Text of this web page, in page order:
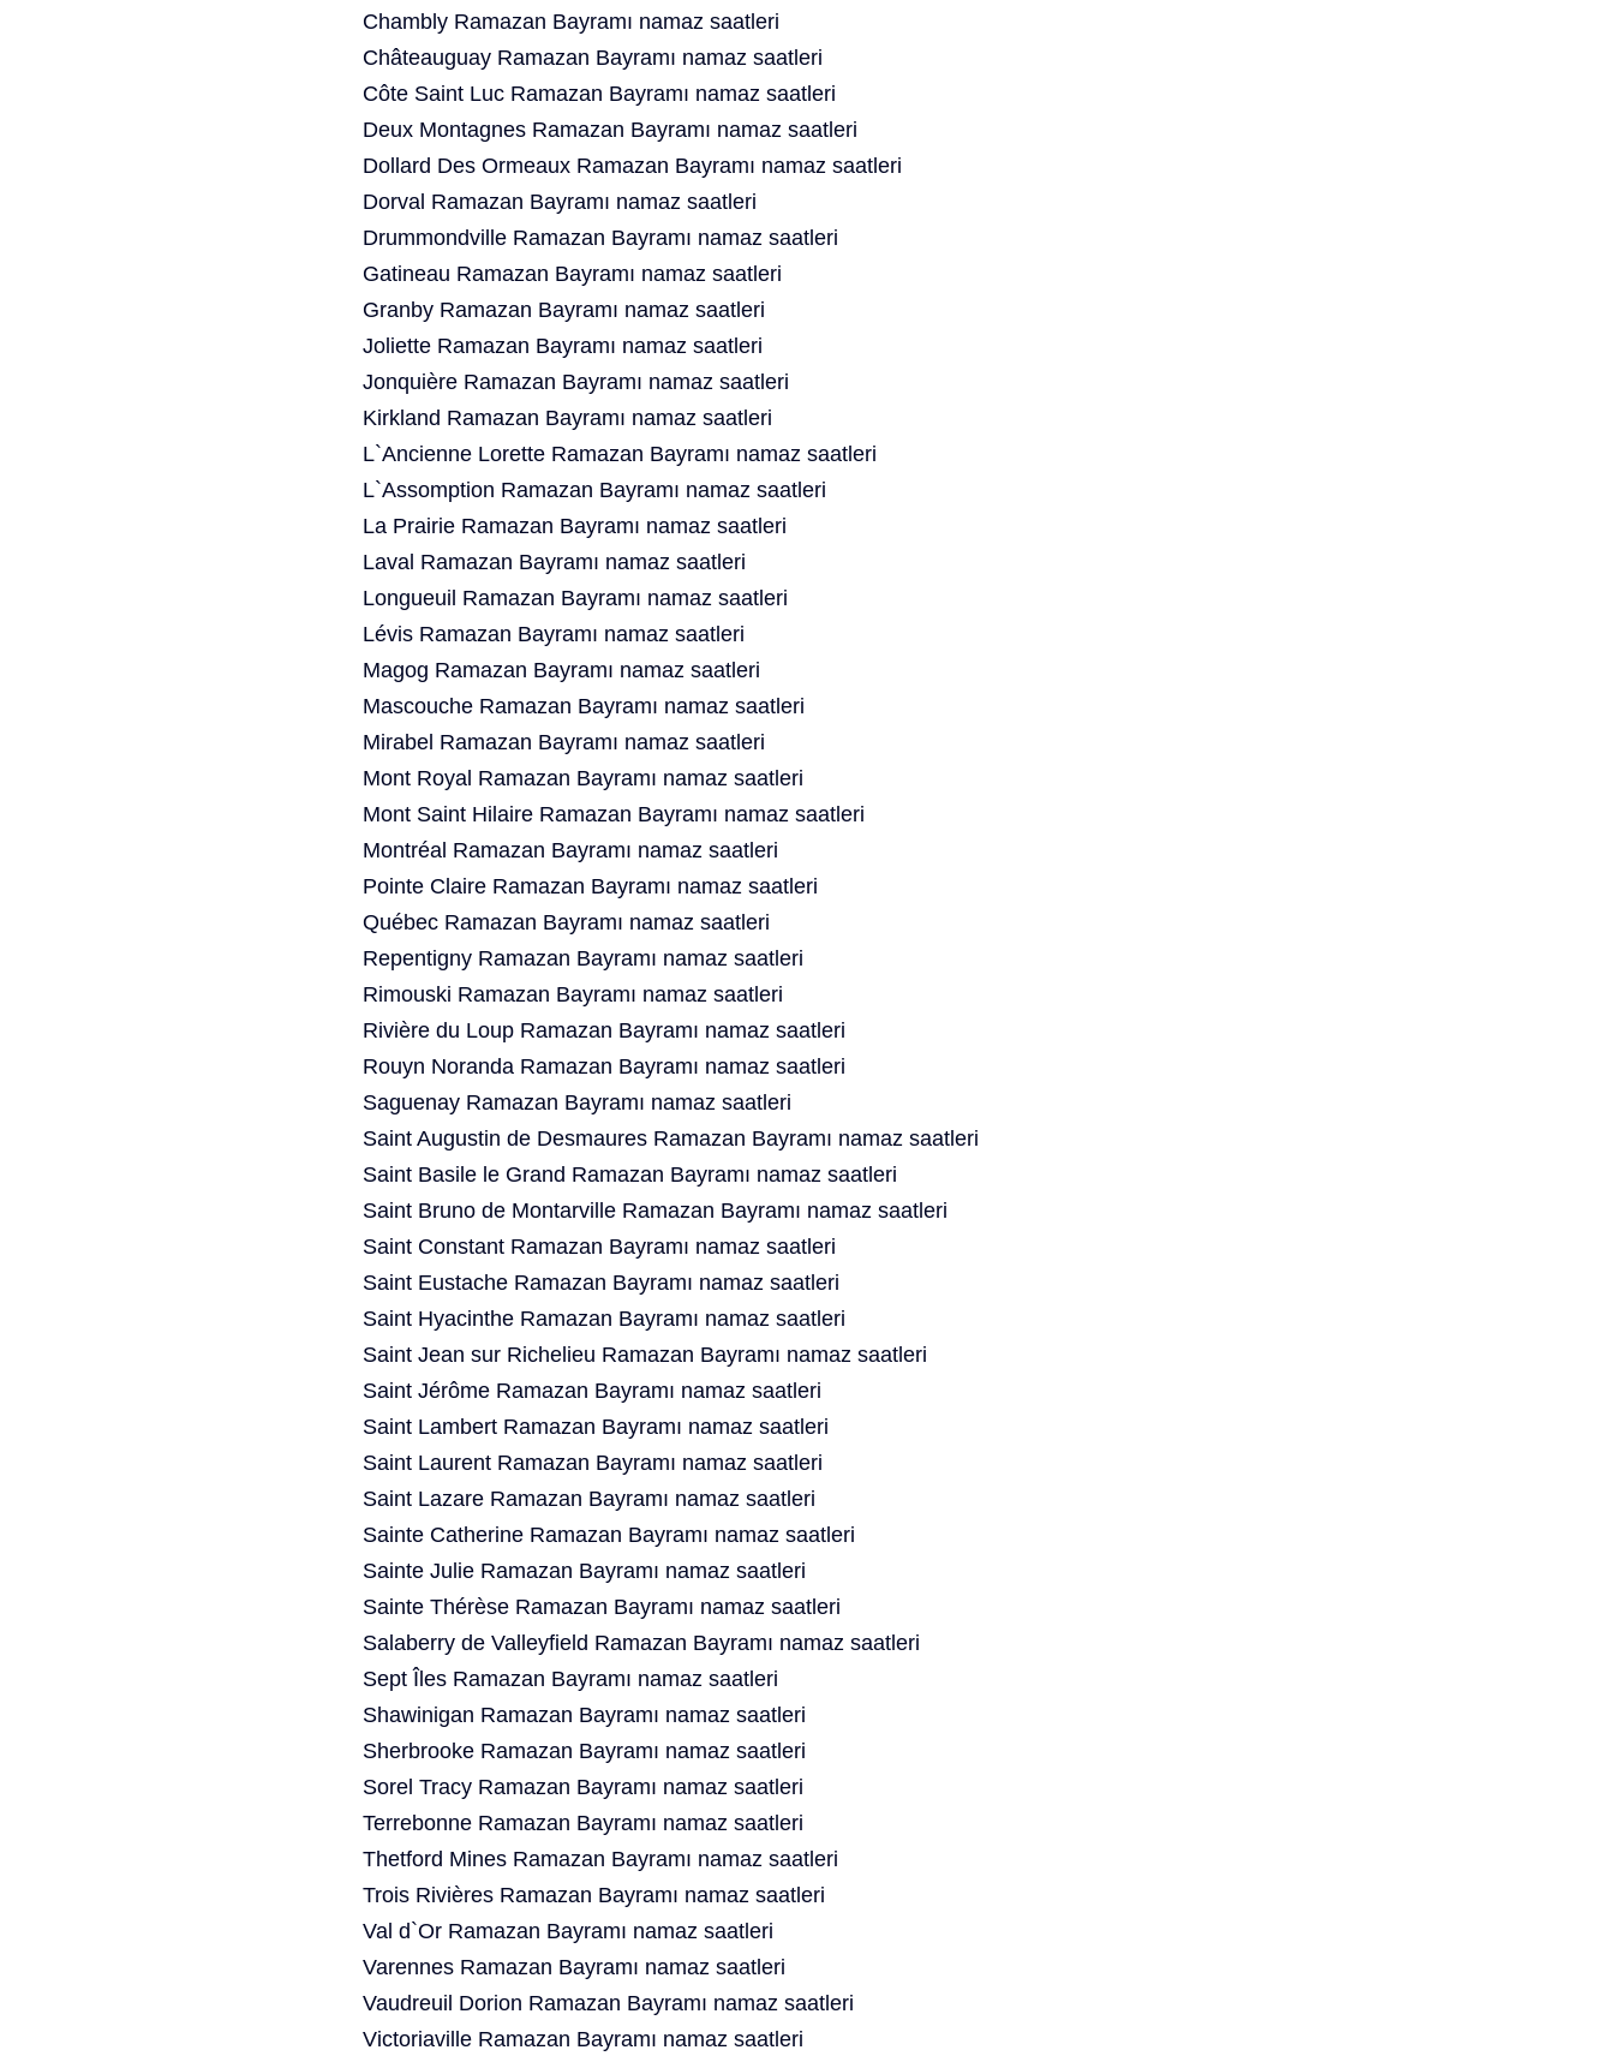
Chambly Ramazan Bayramı namaz saatleri
Châteauguay Ramazan Bayramı namaz saatleri
Côte Saint Luc Ramazan Bayramı namaz saatleri
Deux Montagnes Ramazan Bayramı namaz saatleri
Dollard Des Ormeaux Ramazan Bayramı namaz saatleri
Dorval Ramazan Bayramı namaz saatleri
Drummondville Ramazan Bayramı namaz saatleri
Gatineau Ramazan Bayramı namaz saatleri
Granby Ramazan Bayramı namaz saatleri
Joliette Ramazan Bayramı namaz saatleri
Jonquière Ramazan Bayramı namaz saatleri
Kirkland Ramazan Bayramı namaz saatleri
L`Ancienne Lorette Ramazan Bayramı namaz saatleri
L`Assomption Ramazan Bayramı namaz saatleri
La Prairie Ramazan Bayramı namaz saatleri
Laval Ramazan Bayramı namaz saatleri
Longueuil Ramazan Bayramı namaz saatleri
Lévis Ramazan Bayramı namaz saatleri
Magog Ramazan Bayramı namaz saatleri
Mascouche Ramazan Bayramı namaz saatleri
Mirabel Ramazan Bayramı namaz saatleri
Mont Royal Ramazan Bayramı namaz saatleri
Mont Saint Hilaire Ramazan Bayramı namaz saatleri
Montréal Ramazan Bayramı namaz saatleri
Pointe Claire Ramazan Bayramı namaz saatleri
Québec Ramazan Bayramı namaz saatleri
Repentigny Ramazan Bayramı namaz saatleri
Rimouski Ramazan Bayramı namaz saatleri
Rivière du Loup Ramazan Bayramı namaz saatleri
Rouyn Noranda Ramazan Bayramı namaz saatleri
Saguenay Ramazan Bayramı namaz saatleri
Saint Augustin de Desmaures Ramazan Bayramı namaz saatleri
Saint Basile le Grand Ramazan Bayramı namaz saatleri
Saint Bruno de Montarville Ramazan Bayramı namaz saatleri
Saint Constant Ramazan Bayramı namaz saatleri
Saint Eustache Ramazan Bayramı namaz saatleri
Saint Hyacinthe Ramazan Bayramı namaz saatleri
Saint Jean sur Richelieu Ramazan Bayramı namaz saatleri
Saint Jérôme Ramazan Bayramı namaz saatleri
Saint Lambert Ramazan Bayramı namaz saatleri
Saint Laurent Ramazan Bayramı namaz saatleri
Saint Lazare Ramazan Bayramı namaz saatleri
Sainte Catherine Ramazan Bayramı namaz saatleri
Sainte Julie Ramazan Bayramı namaz saatleri
Sainte Thérèse Ramazan Bayramı namaz saatleri
Salaberry de Valleyfield Ramazan Bayramı namaz saatleri
Sept Îles Ramazan Bayramı namaz saatleri
Shawinigan Ramazan Bayramı namaz saatleri
Sherbrooke Ramazan Bayramı namaz saatleri
Sorel Tracy Ramazan Bayramı namaz saatleri
Terrebonne Ramazan Bayramı namaz saatleri
Thetford Mines Ramazan Bayramı namaz saatleri
Trois Rivières Ramazan Bayramı namaz saatleri
Val d`Or Ramazan Bayramı namaz saatleri
Varennes Ramazan Bayramı namaz saatleri
Vaudreuil Dorion Ramazan Bayramı namaz saatleri
Victoriaville Ramazan Bayramı namaz saatleri